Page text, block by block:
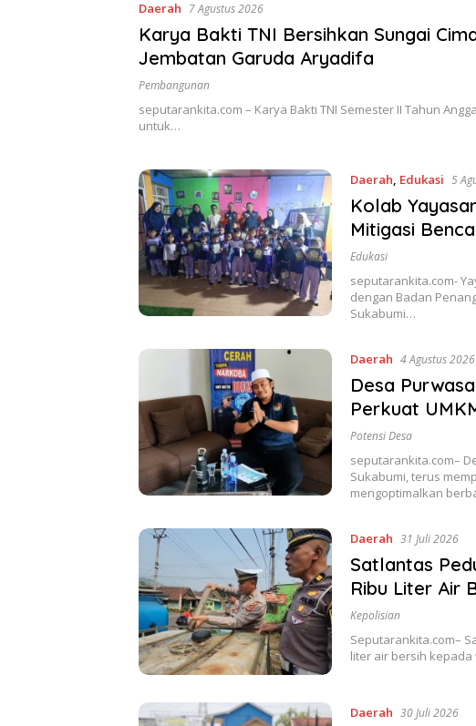
Daerah 7 Agustus 2026
Karya Bakti TNI Bersihkan Sungai
Jembatan Garuda Aryadifa
Pembangunan
seputarankita.com – Karya Bakti TNI Semester II Tahun
untuk…
Daerah, Edukasi 5
Kolab
Mitigasi
Edukasi
seputarankita.com-
dengan Badan
Sukabumi…
Daerah 4 Agustus 2026
Desa
Perkuat
Potensi Desa
seputarankita.com–
Sukabumi, terus
mengoptimalkan
Daerah 31 Juli 2026
Satlantas
Ribu Liter Air
Kepolisian
Seputarankita.com–
liter air bersih
Daerah 30 Juli 2026